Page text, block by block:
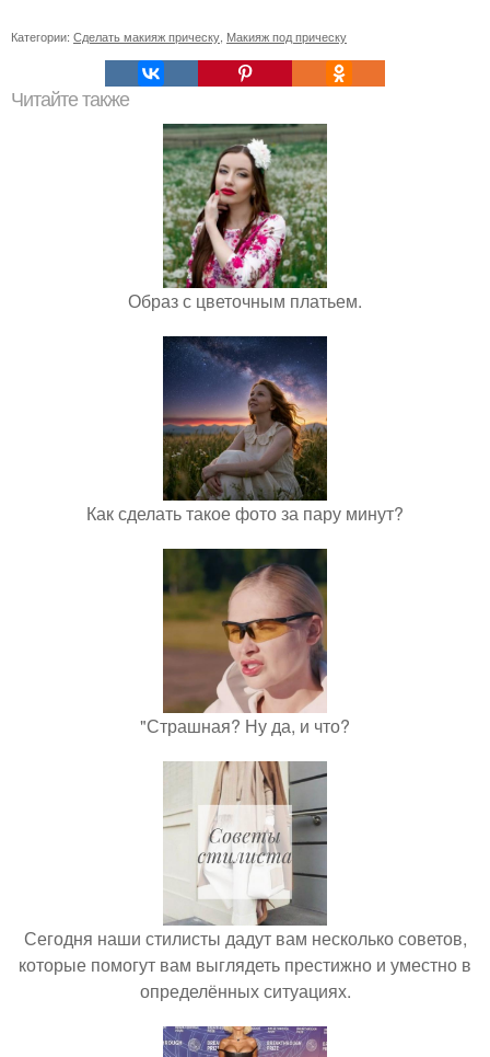
Категории: Сделать макияж прическу Макияж под прическу
Читайте также
Образ с цветочным платьем.
Как сделать такое фото за пару минут?
"Страшная? Ну да, и что?
Сегодня наши стилисты дадут вам несколько советов,
которые помогут вам выглядеть престижно и уместно в
определённых ситуациях.